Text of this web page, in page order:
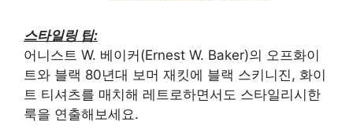
스타일링 팁:
어니스트 W. 베이커(Ernest W. Baker)의 오프화이
트와 블랙 80년대 보머 재킷에 블랙 스키니진, 화이
트 티셔츠를 매치해 레트로하면서도 스타일리시한
룩을 연출해보세요.